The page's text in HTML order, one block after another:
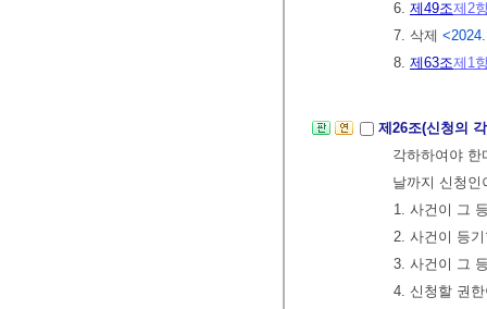
6. 제49조제2
7. 삭제
8. 제63조제1
제26조(신청의
각하하여야
날까지 신청
1. 사건이 그
2. 사건이 등
3. 사건이 그
4. 신청할 권